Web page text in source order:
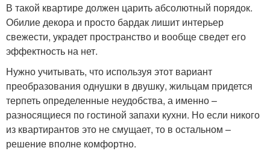
В такой квартире должен царить абсолютный порядок.
Обилие декора и просто бардак лишит интерьер
свежести, украдет пространство и вообще сведет его
эффектность на нет.
Нужно учитывать, что используя этот вариант
преобразования однушки в двушку, жильцам придется
терпеть определенные неудобства, а именно –
разносящиеся по гостиной запахи кухни. Но если никого
из квартирантов это не смущает, то в остальном –
решение вполне комфортно.